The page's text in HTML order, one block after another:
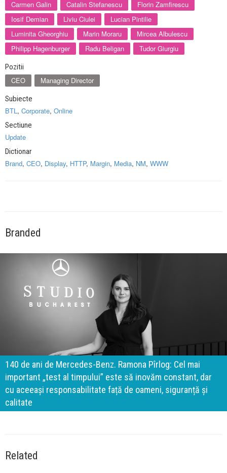
Carmen Galin Catalin Stefanescu
Florin Zamfirescu
Iosif Demian
Liviu Ciulei
Lucian Pintilie
Luminita Gheorghiu
Marin Moraru
Mircea Albulescu
Philipp Hagenburger
Radu Beligan Tudor Giurgiu
Pozitii
CEO Managing Director
Subiecte
BTL , Corporate, Online
Sectiune
Update
Dictionar
Brand, CEO, Display, HTTP, Margin, Media, NM, WWW
Branded
140 de ani de Mercedes-Benz. Ramona Pîrlog: Cel mai
important „test al timpului” este să inovăm constant, dar
cu aceeași responsabilitate față de oameni, siguranță și
calitate
Related